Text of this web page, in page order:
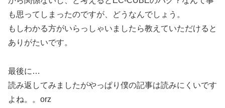
も思ってしまったのですが、どうなんでしょう。
もしわかる方がいらっしゃいましたら教えていただけると
ありがたいです。
最後に…
読み返してみましたがやっぱり僕の記事は読みにくいです
よね。。orz